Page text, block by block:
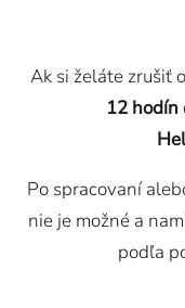
Ak si želáte zrušiť
12 hodín
Po spracovaní
nie je možné a
podľa